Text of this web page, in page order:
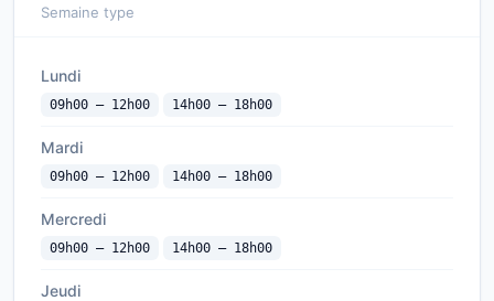
Semaine type
Lundi
09h00 — 12h00 14h00 — 18h00
Mardi
09h00 — 12h00 14h00 — 18h00
Mercredi
09h00 — 12h00 14h00 — 18h00
Jeudi